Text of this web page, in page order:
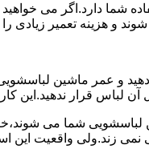
شما دارد.اگر می
شما ایجاد می کنند.در ادامه ۵ راه حل
دهید و عمر ماشین
شما می
زند.ولی واقعیت